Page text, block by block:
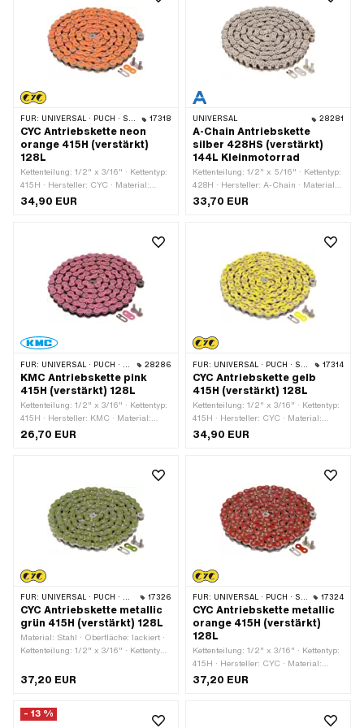
FÜR: UNIVERSAL · PUCH · SACHS · PONY / CILO (BETA 521 & 512) · ZÜNDAPP BELMONDO · TOMOS · BYE BIKE 17318
CYC Antriebskette neon
orange 415H (verstärkt)
128L
Kettenteilung: 1/2" x 3/16" · Kettentyp:
415H · Hersteller: CYC · Material:
Stahl · Oberfläche: lackiert · Farbe:
Kettenschloss-Art: Federverschluss
34,90 EUR
UNIVERSAL 28281
A-Chain Antriebskette
silber 428HS (verstärkt)
144L Kleinmotorrad
Kettenteilung: 1/2" x 5/16" · Kettentyp:
428H · Hersteller: A-Chain · Material:
Stahl · Oberfläche: vernickelt · Farbe:
Kettenschloss-Art: Federverschluss
33,70 EUR
FÜR: UNIVERSAL · PUCH · SACHS · PONY / CILO (BETA 521 & 512) · ZÜNDAPP BELMONDO · TOMOS · BYE BIKE 28286
KMC Antriebskette pink
415H (verstärkt) 128L
Kettenteilung: 1/2" x 3/16" · Kettentyp:
415H · Hersteller: KMC · Material:
Stahl · Oberfläche: lackiert · Farbe:
pink · Anzahl Kettenglieder: 128 Stk. ·
Kettenschloss-Art: Federverschluss
26,70 EUR
FÜR: UNIVERSAL · PUCH · SACHS · PONY / CILO (BETA 521 & 512) · ZÜNDAPP BELMONDO · TOMOS · BYE BIKE 17314
CYC Antriebskette gelb
415H (verstärkt) 128L
Kettenteilung: 1/2" x 3/16" · Kettentyp:
415H · Hersteller: CYC · Material:
Stahl · Oberfläche: lackiert · Farbe:
gelb · Anzahl Kettenglieder: 128 Stk. ·
Kettenschloss-Art: Federverschluss
34,90 EUR
FÜR: UNIVERSAL · PUCH · SACHS · PONY / CILO (BETA 521 & 512) · ZÜNDAPP BELMONDO · TOMOS · BYE BIKE 17326
CYC Antriebskette metallic
grün 415H (verstärkt) 128L
Material: Stahl · Oberfläche: lackiert ·
Kettenteilung: 1/2" x 3/16" · Kettentyp:
1626 mm · Anzahl Kettenglieder: 128
Stk. · Kettenschloss-Art:
37,20 EUR
FÜR: UNIVERSAL · PUCH · SACHS · PONY / CILO (BETA 521 & 512) · ZÜNDAPP BELMONDO · TOMOS · BYE BIKE 17324
CYC Antriebskette metallic
orange 415H (verstärkt)
128L
Kettenteilung: 1/2" x 3/16" · Kettentyp:
415H · Hersteller: CYC · Material:
Stahl · Oberfläche: lackiert · Farbe:
orange · Anzahl Kettenglieder: 128 Stk.
Kettenschloss-Art: Federverschluss
37,20 EUR
- 13 %